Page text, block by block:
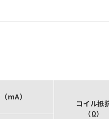
mA）
コイル抵
（Ω）